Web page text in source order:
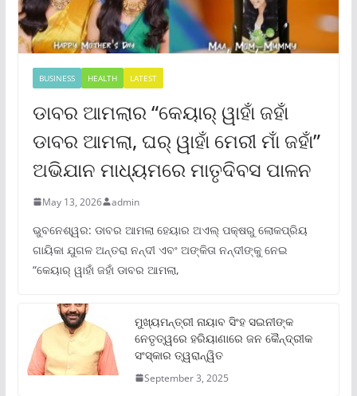
BUSINESS HEALTH LATEST
ଡାବର ଆମଲାର “କେୟାର୍ ୱାହାଁ ଜହାଁ
ଡାବର ଆମଲା, ଘର୍ ୱାହାଁ ମେରୀ ମାଁ ଜହାଁ”
ଅଭିଯାନ ମାଧ୍ୟମରେ ମାତୃଦିବସ ପାଳନ
May 13, 2026 admin
ଭୁବନେଶ୍ୱର: ଡାବର ଆମଲା ହେୟାର ଅଏଲ୍ ପକ୍ଷରୁ ଲୋକପ୍ରିୟ
ଗାୟିକା ଯୁଗଳ ଅନ୍ତରା ନନ୍ଦୀ ଏବଂ ଅଙ୍କିତା ନନ୍ଦୀଙ୍କୁ ନେଇ
“କେୟାର୍ ୱାହାଁ ଜହାଁ ଡାବର ଆମଲା,
ମୁଖ୍ୟମନ୍ତ୍ରୀ ନାୟାବ ସିଂହ ସଇନୀଙ୍କ
ନେତୃତ୍ୱରେ ହରିୟାଣାରେ ଜନ କୈନ୍ଦ୍ରୀକ
ସଂସ୍କାର ତ୍ୱରାନ୍ୱିତ
September 3, 2025